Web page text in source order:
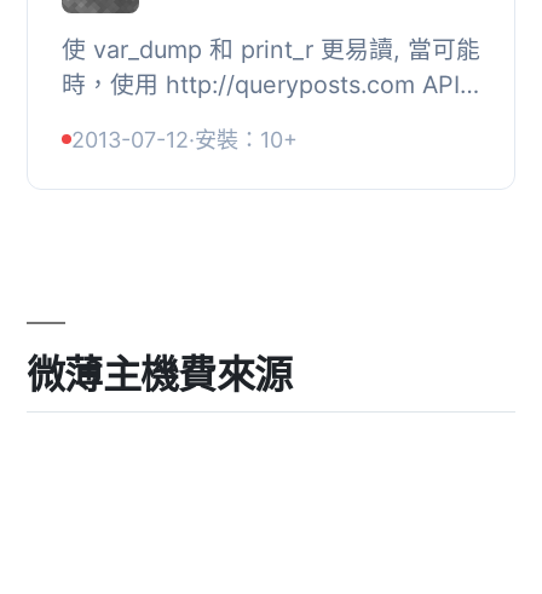
使 var_dump 和 print_r 更易讀, 當可能
時，使用 http://queryposts.com API
var_dump, 使用 rt 以純文字模式顯
示。, , 例如...
2013-07-12·安裝：10+
微薄主機費來源